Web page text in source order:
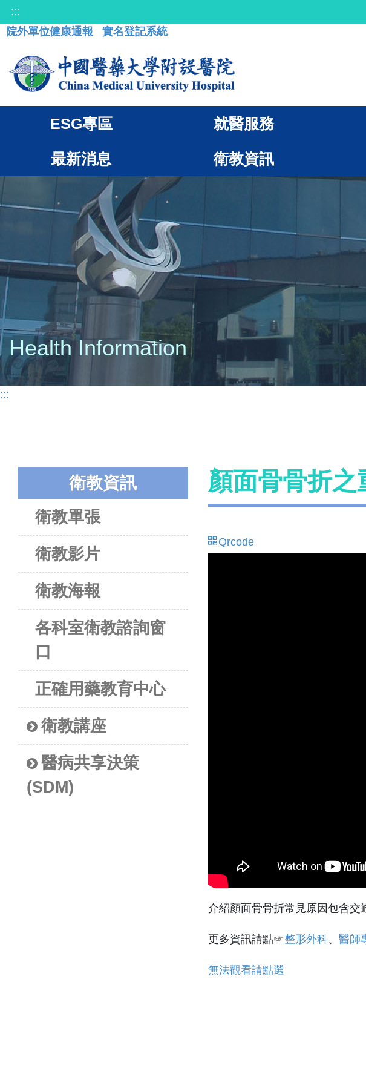
:::
院外單位健康通報
實名登記系統
ESG專區 就醫服務
最新消息 衛教資訊
Health Information
:::
衛教資訊
衛教單張
衛教影片
衛教海報
各科室衛教諮詢窗
口
正確用藥教育中心
衛教講座
醫病共享決策
(SDM)
顏面骨骨折之
Qrcode
介紹顏面骨骨折常見原因包含
更多資訊請點☞整形外科、 醫師
無法觀看請點選